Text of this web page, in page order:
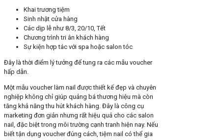
Khai trương tiệm
Sinh nhật cửa hàng
Các dịp lễ như 8/3, 20/10, Tết
Chương trình tri ân khách hàng
Sự kiện hợp tác với spa hoặc salon tóc
Đây là thời điểm lý tưởng để tung ra các mẫu voucher
hấp dẫn.
Một mẫu voucher làm nail được thiết kế đẹp và chuyên
nghiệp không chỉ giúp quảng bá thương hiệu mà còn
tăng khả năng thu hút khách hàng. Đây là công cụ
marketing đơn giản nhưng rất hiệu quả cho các salon
nail, đặc biệt trong môi trường cạnh tranh hiện nay. Nếu
biết tận dụng voucher đúng cách, tiệm nail có thể gia